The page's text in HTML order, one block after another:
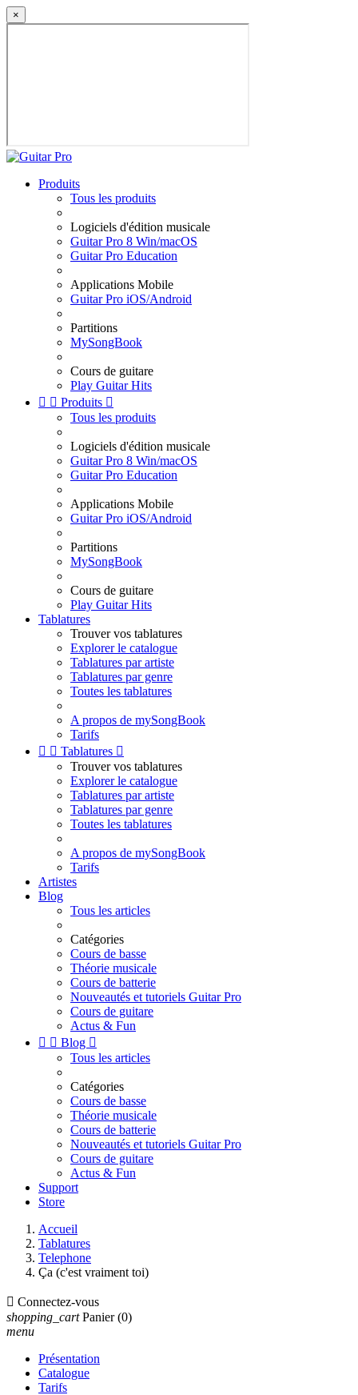
×
Produits
Tous les produits
Logiciels d'édition musicale
Guitar Pro 8 Win/macOS
Guitar Pro Education
Applications Mobile
Guitar Pro iOS/Android
Partitions
MySongBook
Cours de guitare
Play Guitar Hits
  Produits 
Tous les produits
Logiciels d'édition musicale
Guitar Pro 8 Win/macOS
Guitar Pro Education
Applications Mobile
Guitar Pro iOS/Android
Partitions
MySongBook
Cours de guitare
Play Guitar Hits
Tablatures
Trouver vos tablatures
Explorer le catalogue
Tablatures par artiste
Tablatures par genre
Toutes les tablatures
A propos de mySongBook
Tarifs
  Tablatures 
Trouver vos tablatures
Explorer le catalogue
Tablatures par artiste
Tablatures par genre
Toutes les tablatures
A propos de mySongBook
Tarifs
Artistes
Blog
Tous les articles
Catégories
Cours de basse
Théorie musicale
Cours de batterie
Nouveautés et tutoriels Guitar Pro
Cours de guitare
Actus & Fun
  Blog 
Tous les articles
Catégories
Cours de basse
Théorie musicale
Cours de batterie
Nouveautés et tutoriels Guitar Pro
Cours de guitare
Actus & Fun
Support
Store
Accueil
Tablatures
Telephone
Ça (c'est vraiment toi)
 Connectez-vous
shopping_cart Panier (0)
menu
Présentation
Catalogue
Tarifs